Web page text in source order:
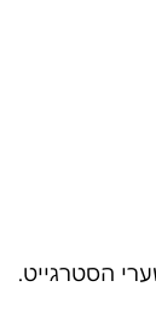
הסטרגייט.